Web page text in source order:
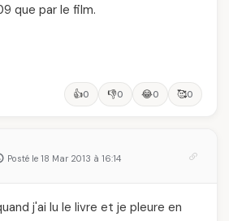
que par le film.
👍0 👎0 😂0 🥰0
Posté le 18 Mar 2013 à 16:14
j'ai lu le livre et je pleure en